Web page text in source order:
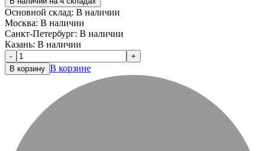
Основной склад: В наличии
Москва: В наличии
Санкт-Петербург: В наличии
Казань: В наличии
-
+
В корзину В корзине